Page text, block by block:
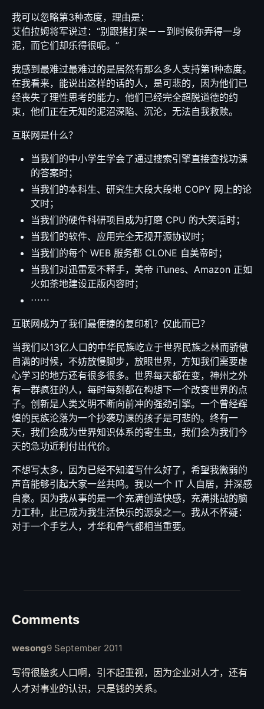
我可以忽略第3种态度，理由是：
艾伯拉姆将军说过：“别跟猪打架－－到时候你弄得一身
泥，而它们却乐得很呢。”
我感到最难过最难过的是居然有那么多人支持第1种态度。
在我看来，能说出这样的话的人，是可悲的，因为他们已
经丧失了理性思考的能力，他们已经完全超脱道德的约
束，他们正在无知的泥沼深陷、沉沦，无法自我救赎。
互联网是什么？
当我们的中小学生学会了通过搜索引擎直接查找功课
的答案时；
当我们的本科生、研究生大段大段地 COPY 网上的论
文时；
当我们的硬件科研项目成为打磨 CPU 的大笑话时；
当我们的软件、应用完全无视开源协议时；
当我们的每个 WEB 服务都 CLONE 自美帝时；
当我们对迅雷爱不释手，美帝 iTunes、Amazon 正如
火如荼地建设正版内容时；
⋯⋯
互联网成为了我们最便捷的复印机？仅此而已？
当我们以13亿人口的中华民族屹立于世界民族之林而骄傲
自满的时候，不妨放慢脚步，放眼世界，方知我们需要虚
心学习的地方还有很多很多。世界每天都在变，神州之外
有一群疯狂的人，每时每刻都在构想下一个改变世界的点
子。创新是人类文明不断向前冲的强劲引擎。一个曾经辉
煌的民族沦落为一个抄袭功课的孩子是可悲的。终有一
天，我们会成为世界知识体系的寄生虫，我们会为我们今
天的急功近利付出代价。
不想写太多，因为已经不知道写什么好了，希望我微弱的
声音能够引起大家一丝共鸣。我以一个 IT 人自居，并深感
自豪。因为我从事的是一个充满创造快感，充满挑战的脑
力工种，此已成为我生活快乐的源泉之一。我从不怀疑：
对于一个手艺人，才华和骨气都相当重要。
Comments
wesong9 September 2011
写得很脍炙人口啊，引不起重视，因为企业对人才，还有
人才对事业的认识，只是钱的关系。